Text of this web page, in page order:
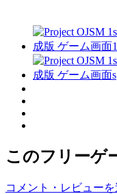
このフリーゲ
コメント・レビュー